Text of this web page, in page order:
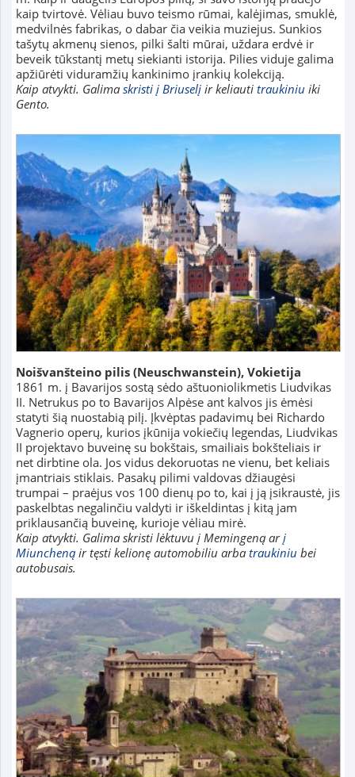
kaip tvirtovė. Vėliau buvo teismo rūmai, kalėjimas, smuklė,
medvilnės fabrikas, o dabar čia veikia muziejus. Sunkios
tašytų akmenų sienos, pilki šalti mūrai, uždara erdvė ir
beveik tūkstantį metų siekianti istorija. Pilies viduje galima
apžiūrėti viduramžių kankinimo įrankių kolekciją.
Kaip atvykti. Galima skristi į Briuselįir keliauti traukiniu iki
Gento.
Noišvanšteino pilis (Neuschwanstein), Vokietija
1861 m. į Bavarijos sostą sėdo aštuoniolikmetis Liudvikas
II. Netrukus po to Bavarijos Alpėse ant kalvos jis ėmėsi
statyti šią nuostabią pilį. Įkvėptas padavimų bei Richardo
Vagnerio operų, kurios įkūnija vokiečių legendas, Liudvikas
II projektavo buveinę su bokštais, smailiais bokšteliais ir
net dirbtine ola. Jos vidus dekoruotas ne vienu, bet keliais
įmantriais stiklais. Pasakų pilimi valdovas džiaugėsi
trumpai – praėjus vos 100 dienų po to, kai į ją įsikraustė, jis
paskelbtas negalinčiu valdyti ir iškeldintas į kitą jam
priklausančią buveinę, kurioje vėliau mirė.
Kaip atvykti. Galima skristi lėktuvu į Memingeną arį
Miunchenąir tęsti kelionę automobiliu arba traukiniu bei
autobusais.